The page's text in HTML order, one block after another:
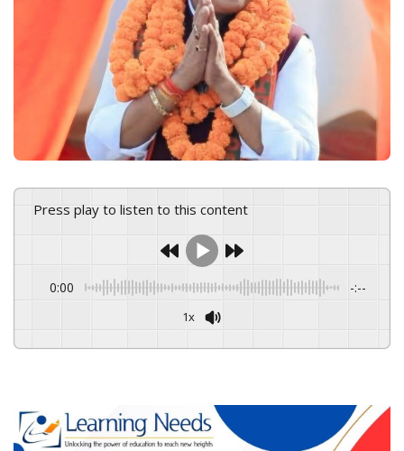
Press play to listen to this content
0:00 -:--
1x